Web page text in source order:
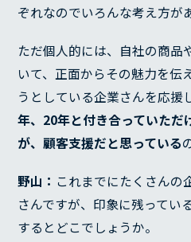
ぞれなのでいろんな考え方が
ただ個人的には、自社の商品
いて、正面からその魅力を伝
うとしている企業さんを応援
年、20年と付き合っていただ
が、顧客支援だと思っている
野山： これまでにたくさんの
さんですが、印象に残ってい
するとどこでしょうか。